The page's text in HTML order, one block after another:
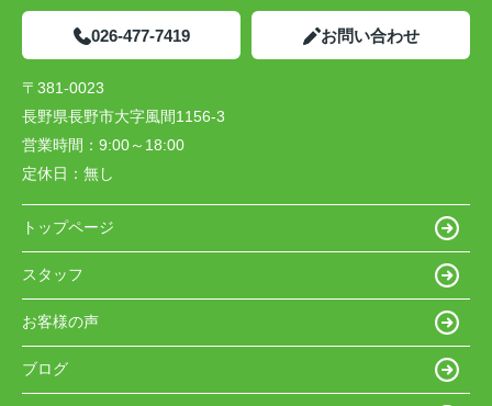
026-477-7419 お問い合わせ
〒381-0023
長野県長野市大字風間1156-3
営業時間： 9:00～18:00
定休日： 無し
トップページ
スタッフ
お客様の声
ブログ